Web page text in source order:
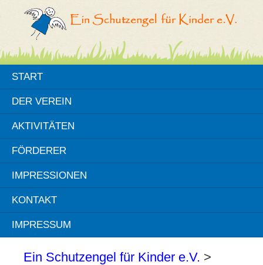
START
DER VEREIN
AKTIVITÄTEN
FÖRDERER
IMPRESSIONEN
KONTAKT
IMPRESSUM
Ein Schutzengel für Kinder e.V. >